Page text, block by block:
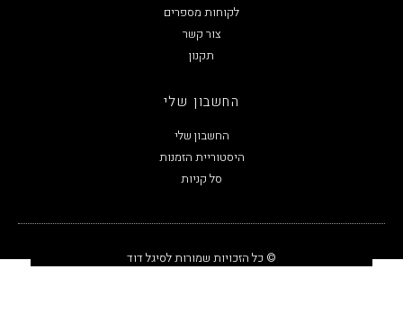
לקוחות מספרים
צור קשר
החשבון שלי
החשבון שלי
היסטוריית הזמנות
סל קניות
© כל הזכויות שמורות לסיגל דוד